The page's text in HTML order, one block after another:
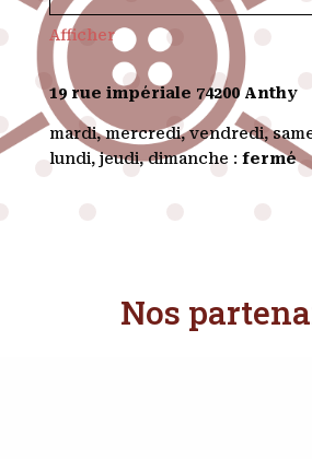
Afficher
19 rue impériale 74200 Anthy
mardi, mercredi, vendredi,
lundi, jeudi, dimanche : fermé
Nos